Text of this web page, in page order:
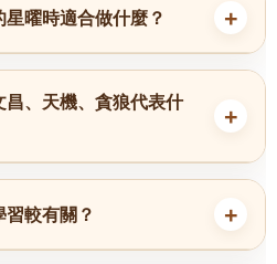
曜時適合做什麼？
、天機、貪狼代表什
較有關？